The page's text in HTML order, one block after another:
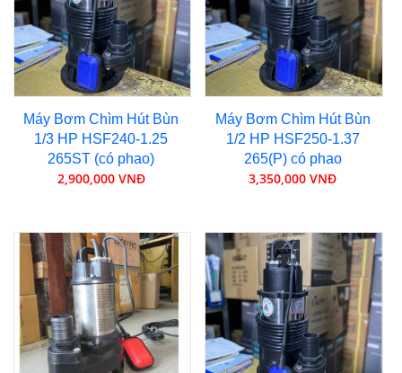
Máy Bơm Chìm Hút Bùn
1/3 HP HSF240-1.25
265ST (có phao)
2,900,000 VNĐ
Máy Bơm Chìm Hút Bùn
1/2 HP HSF250-1.37
265(P) có phao
3,350,000 VNĐ